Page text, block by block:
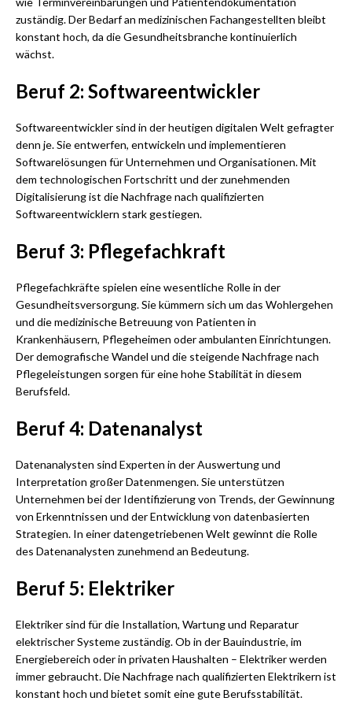
zuständig. Der Bedarf an medizinischen Fachangestellten bleibt
konstant hoch, da die Gesundheitsbranche kontinuierlich
wächst.
Beruf 2: Softwareentwickler
Softwareentwickler sind in der heutigen digitalen Welt gefragter
denn je. Sie entwerfen, entwickeln und implementieren
Softwarelösungen für Unternehmen und Organisationen. Mit
dem technologischen Fortschritt und der zunehmenden
Digitalisierung ist die Nachfrage nach qualifizierten
Softwareentwicklern stark gestiegen.
Beruf 3: Pflegefachkraft
Pflegefachkräfte spielen eine wesentliche Rolle in der
Gesundheitsversorgung. Sie kümmern sich um das Wohlergehen
und die medizinische Betreuung von Patienten in
Krankenhäusern, Pflegeheimen oder ambulanten Einrichtungen.
Der demografische Wandel und die steigende Nachfrage nach
Pflegeleistungen sorgen für eine hohe Stabilität in diesem
Berufsfeld.
Beruf 4: Datenanalyst
Datenanalysten sind Experten in der Auswertung und
Interpretation großer Datenmengen. Sie unterstützen
Unternehmen bei der Identifizierung von Trends, der Gewinnung
von Erkenntnissen und der Entwicklung von datenbasierten
Strategien. In einer datengetriebenen Welt gewinnt die Rolle
des Datenanalysten zunehmend an Bedeutung.
Beruf 5: Elektriker
Elektriker sind für die Installation, Wartung und Reparatur
elektrischer Systeme zuständig. Ob in der Bauindustrie, im
Energiebereich oder in privaten Haushalten – Elektriker werden
immer gebraucht. Die Nachfrage nach qualifizierten Elektrikern ist
konstant hoch und bietet somit eine gute Berufsstabilität.